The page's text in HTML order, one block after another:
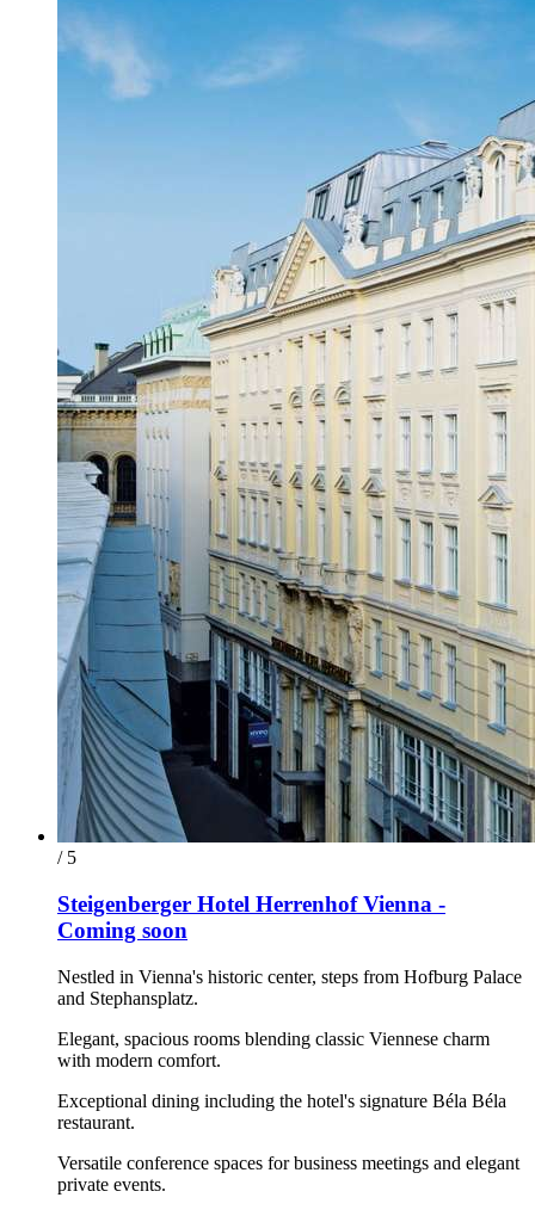
/ 5
Steigenberger Hotel Herrenhof Vienna -
Coming soon
Nestled in Vienna's historic center, steps from Hofburg Palace
and Stephansplatz.
Elegant, spacious rooms blending classic Viennese charm
with modern comfort.
Exceptional dining including the hotel's signature Béla Béla
restaurant.
Versatile conference spaces for business meetings and elegant
private events.